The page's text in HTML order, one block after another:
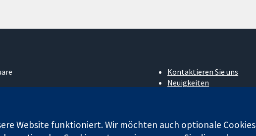
Kontaktieren Sie uns
Neuigkeiten
Cochrane Library
Website funktioniert. Wir möchten auch optionale Cookies